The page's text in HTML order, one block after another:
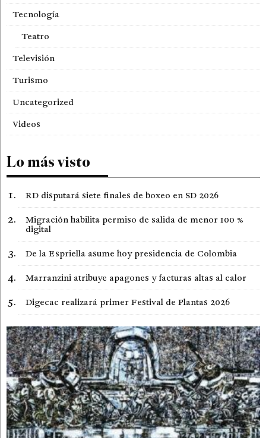
Tecnología
Teatro
Televisión
Turismo
Uncategorized
Videos
Lo más visto
RD disputará siete finales de boxeo en SD 2026
Migración habilita permiso de salida de menor 100 %
digital
De la Espriella asume hoy presidencia de Colombia
Marranzini atribuye apagones y facturas altas al calor
Digecac realizará primer Festival de Plantas 2026